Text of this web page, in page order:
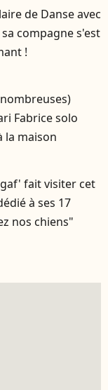
de Danse avec
compagne s'est
!
Fabrice solo
la maison
fait visiter cet
à ses 17
nos chiens"